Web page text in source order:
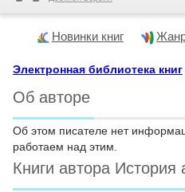
Новинки книг
Электронная библиотека книг
Об авторе
Об этом писателе нет
работаем над этим.
Книги автора